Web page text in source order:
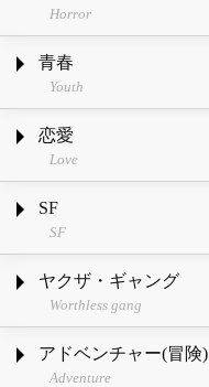
Horror
青春
Youth
恋愛
Love
SF
SF
ヤクザ・ギャング
Worthless gang
アドベンチャー(冒険)
Adventure